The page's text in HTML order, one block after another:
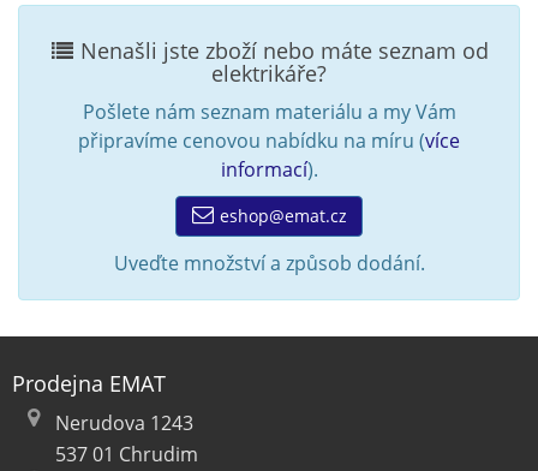
Nenašli jste zboží nebo máte seznam od
elektrikáře?
Pošlete nám seznam materiálu a my Vám
připravíme cenovou nabídku na míru (více
informací).
eshop@emat.cz
Uveďte množství a způsob dodání.
Prodejna EMAT
Nerudova 1243
537 01 Chrudim